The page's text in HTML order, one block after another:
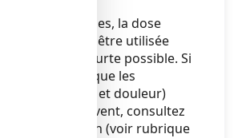
les symptômes, la dose
faible devra être utilisée
durée la plus courte possible. Si
infection et que les
(tels que fièvre et douleur)
qu’ils s’aggravent, consultez
un médecin (voir rubrique